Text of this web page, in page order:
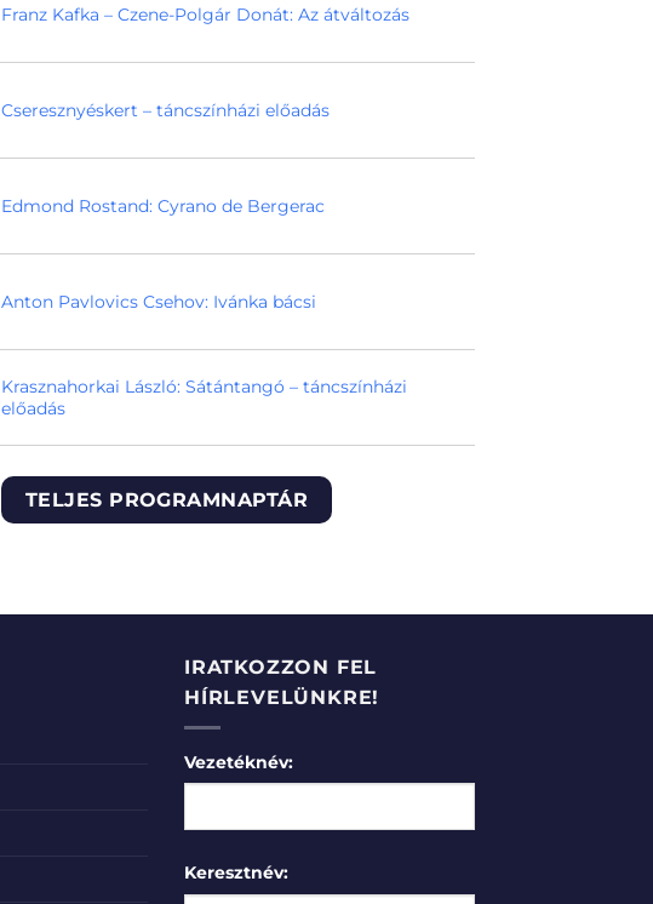
Franz Kafka – Czene-Polgár Donát: Az átváltozás
Cseresznyéskert – táncszínházi előadás
Edmond Rostand: Cyrano de Bergerac
Anton Pavlovics Csehov: Ivánka bácsi
Krasznahorkai László: Sátántangó – táncszínházi
előadás
TELJES PROGRAMNAPTÁR
IRATKOZZON FEL
HÍRLEVELÜNKRE!
Vezetéknév:
Keresztnév: